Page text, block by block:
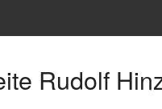
Rudolf